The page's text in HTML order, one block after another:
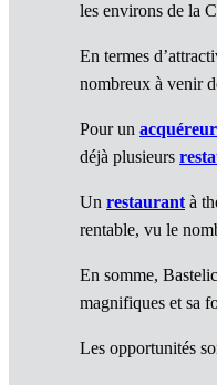
les environs de la
En termes
nombreux à venir
Pour un acquéreur
déjà plusieurs
Un restaurant à
rentable, vu le
En somme,
magnifiques et sa
Les opportunités